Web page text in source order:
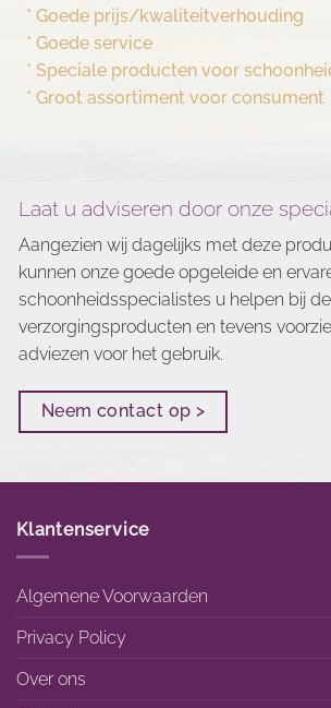
* Goede prijs/kwaliteitverhouding
* Goede service
* Speciale producten voor
* Groot assortiment voor consument
Laat u adviseren door onze
Aangezien wij dagelijks met deze
kunnen onze goede opgeleide en
schoonheidsspecialistes u helpen bij
verzorgingsproducten en tevens
adviezen voor het gebruik.
Neem contact op >
Klantenservice
Algemene Voorwaarden
Privacy Policy
Over ons